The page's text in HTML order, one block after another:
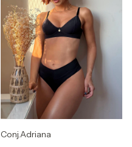
Conj.Adriana